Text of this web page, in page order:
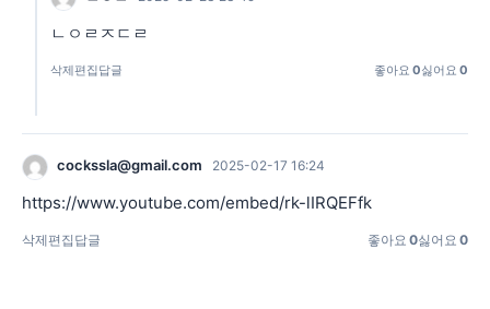
ㄴㅇㄹㅈㄷㄹ
삭제편집답글 좋아요 0싫어요 0
cockssla@gmail.com 2025-02-17 16:24
https://www.youtube.com/embed/rk-lIRQEFfk
삭제편집 답글 좋아요 0싫어요 0